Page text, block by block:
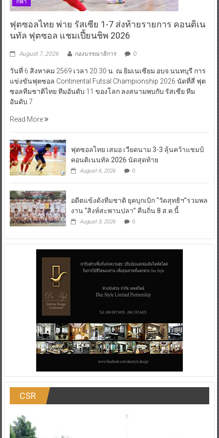
กีฬา
ฟุตซอลไทย พ่าย รัสเซีย 1-7 ส่งท้ายรายการ คอนติเน
นทัล ฟุตซอล แชมเปี้ยนชิพ 2026
August 7, 2026 กองบรรณาธิการ 0
วันที่ 6 สิงหาคม 2569 เวลา 20.30 น. ณ ยิมเนเซียม อบจ.นนทบุรี การ
แข่งขันฟุตซอล Continental Futsal Championship 2026 นัดที่สี่ ฟุต
ซอลทีมชาติไทย ทีมอันดับ 11 ของโลก ลงสนามพบกับ รัสเซีย ทีม
อันดับ 7
Read More
ฟุตซอลไทย เสมอ เวียดนาม 3-3 ลุ้นคว้าแชมป์
คอนติเนนทัล 2026 นัดสุดท้าย
August 6, 2026 0
อดีตแข้งดังทีมชาติ ยุคบุกเบิก “วัดสุทธิฯ”รวมพล
งาน “สิงห์สะพานปลา” คืนถิ่น 8 ส.ค.นี้
August 3, 2026 0
CSR